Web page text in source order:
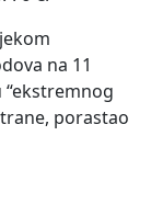
na 11
porastao